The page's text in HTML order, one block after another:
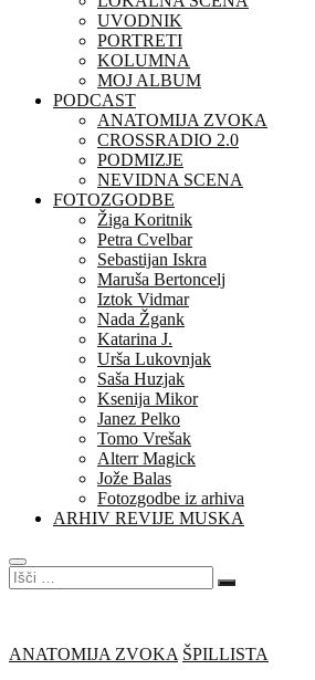
UVODNIK
PORTRETI
KOLUMNA
MOJ ALBUM
PODCAST
ANATOMIJA ZVOKA
CROSSRADIO 2.0
PODMIZJE
NEVIDNA SCENA
FOTOZGODBE
Žiga Koritnik
Petra Cvelbar
Sebastijan Iskra
Maruša Bertoncelj
Iztok Vidmar
Nada Žgank
Katarina J.
Urša Lukovnjak
Saša Huzjak
Ksenija Mikor
Janez Pelko
Tomo Vrešak
Alterr Magick
Jože Balas
Fotozgodbe iz arhiva
ARHIV REVIJE MUSKA
Išči
…
ANATOMIJA ZVOKA ŠPILLISTA